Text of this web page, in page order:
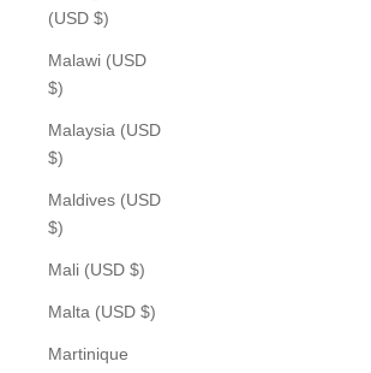
(USD $)
Malawi (USD
$)
Malaysia (USD
$)
Maldives (USD
$)
Mali (USD $)
Malta (USD $)
Martinique